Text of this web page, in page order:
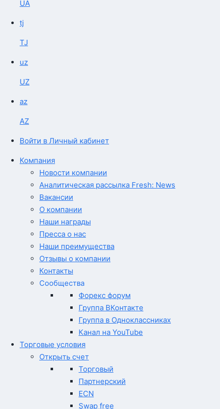
UA
tj
TJ
uz
UZ
az
AZ
Войти в Личный кабинет
Компания
Новости компании
Аналитическая рассылка Fresh: News
Вакансии
О компании
Наши награды
Пресса о нас
Наши преимущества
Отзывы о компании
Контакты
Сообщества
Форекс форум
Группа ВКонтакте
Группа в Одноклассниках
Канал на YouTube
Торговые условия
Открыть счет
Торговый
Партнерский
ECN
Swap free